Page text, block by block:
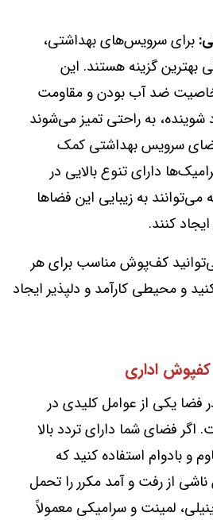
برای سرویس‌های بهداشتی،
گزینه هستند. این
ضد آب بودن و مقاومت
شوینده، به راحتی تمیز می‌شوند
سرویس بهداشتی کمک
دارای تنوع بالایی در
به زیبایی این فضاها
کنند.
کف‌پوش مناسب برای هر
و محیطی کارآمد و دلپذیر ایجاد
اداری
فضا یکی از عوامل کلیدی در
فضای شما دارای تردد بالا
و بادوام استفاده کنید که
از رفت و آمد مکرر را تحمل
لمینت و سرامیکی معمولاً